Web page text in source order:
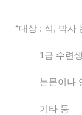
*대상 : 석, 박사
1급 수련생
논문이나
기타 등